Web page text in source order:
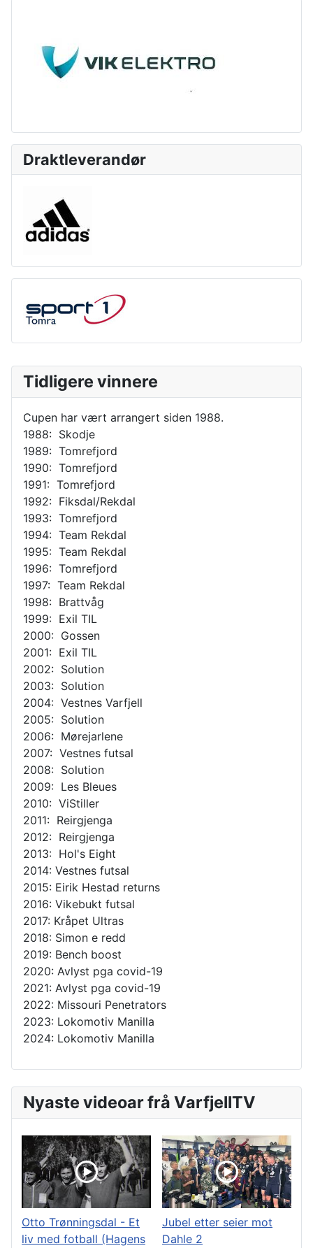
Tidligere vinnere
Cupen har vært arrangert siden 1988.
1988: Skodje
1989: Tomrefjord
1990: Tomrefjord
1991: Tomrefjord
1992: Fiksdal/Rekdal
1993: Tomrefjord
1994: Team Rekdal
1995: Team Rekdal
1996: Tomrefjord
1997: Team Rekdal
1998: Brattvåg
1999: Exil TIL
2000: Gossen
2001: Exil TIL
2002: Solution
2003: Solution
2004: Vestnes Varfjell
2005: Solution
2006: Mørejarlene
2007: Vestnes futsal
2008: Solution
2009: Les Bleues
2010: ViStiller
2011: Reirgjenga
2012: Reirgjenga
2013: Hol's Eight
2014: Vestnes futsal
2015: Eirik Hestad returns
2016: Vikebukt futsal
2017: Kråpet Ultras
2018: Simon e redd
2019: Bench boost
2020: Avlyst pga covid-19
2021: Avlyst pga covid-19
2022: Missouri Penetrators
2023: Lokomotiv Manilla
2024: Lokomotiv Manilla
Draktleverandør
Nyaste videoar frå VarfjellTV
Otto Trønningsdal - Et
liv med fotball (Hagens
Jubel etter seier mot
Dahle 2